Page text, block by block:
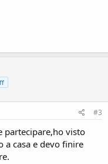
#3
partecipare,ho visto
casa e devo finire